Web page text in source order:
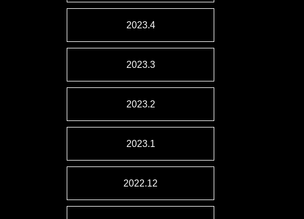
2023.4
2023.3
2023.2
2023.1
2022.12